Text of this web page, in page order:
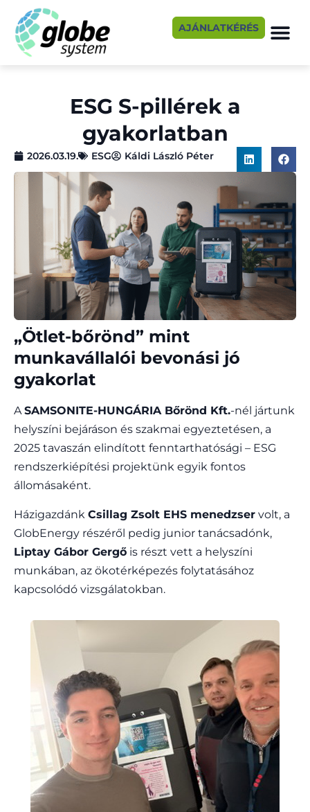
AJÁNLATKÉRÉS
ESG S-pillérek a
gyakorlatban
2026.03.19. ESG Káldi László Péter
„Ötlet-bőrönd” mint
munkavállalói bevonási jó
gyakorlat
ASAMSONITE-HUNGÁRIA Bőrönd Kft.-nél jártunk
helyszíni bejáráson és szakmai egyeztetésen, a
2025 tavaszán elindított fenntarthatósági – ESG
rendszerkiépítési projektünk egyik fontos
állomásaként.
Házigazdánk Csillag Zsolt EHS menedzser volt, a
GlobEnergy részéről pedig junior tanácsadónk,
Liptay Gábor Gergő is részt vett a helyszíni
munkában, az ökotérképezés folytatásához
kapcsolódó vizsgálatokban.